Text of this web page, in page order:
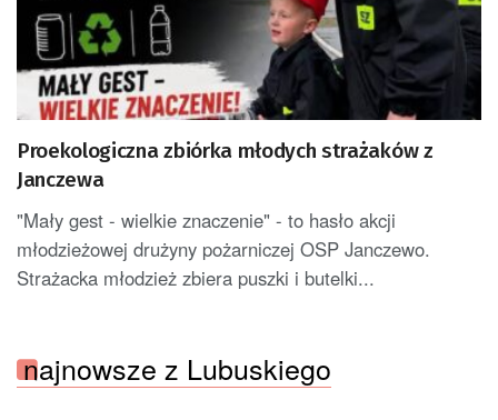
Proekologiczna zbiórka młodych strażaków z
Janczewa
"Mały gest - wielkie znaczenie" - to hasło akcji
młodzieżowej drużyny pożarniczej OSP Janczewo.
Strażacka młodzież zbiera puszki i butelki...
najnowsze z Lubuskiego